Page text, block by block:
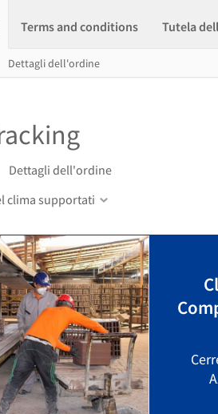
Terms and conditions Tutela
Dettagli dell'ordine
Dettagli dell'ordine
clima supportati